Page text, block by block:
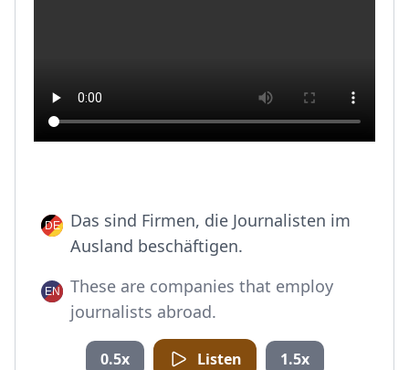
Das sind Firmen, die Journalisten im
Ausland beschäftigen.
These are companies that employ
journalists abroad.
0.5x Listen 1.5x